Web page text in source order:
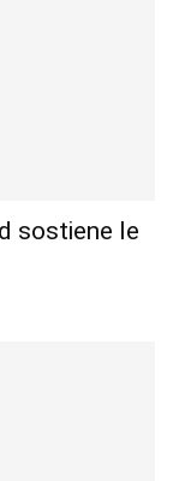
sostiene le